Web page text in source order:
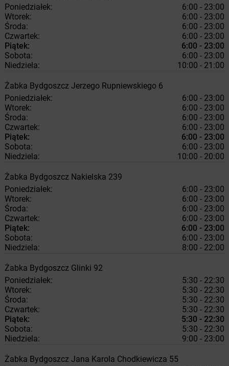
Poniedziałek:
6:00 - 23:00
Wtorek:
6:00 - 23:00
Środa:
6:00 - 23:00
Czwartek:
6:00 - 23:00
Piątek:
6:00 - 23:00
Sobota:
6:00 - 23:00
Niedziela:
10:00 - 21:00
Żabka Bydgoszcz Jerzego Rupniewskiego 6
Poniedziałek:
6:00 - 23:00
Wtorek:
6:00 - 23:00
Środa:
6:00 - 23:00
Czwartek:
6:00 - 23:00
Piątek:
6:00 - 23:00
Sobota:
6:00 - 23:00
Niedziela:
10:00 - 20:00
Żabka Bydgoszcz Nakielska 239
Poniedziałek:
6:00 - 23:00
Wtorek:
6:00 - 23:00
Środa:
6:00 - 23:00
Czwartek:
6:00 - 23:00
Piątek:
6:00 - 23:00
Sobota:
6:00 - 23:00
Niedziela:
8:00 - 22:00
Żabka Bydgoszcz Glinki 92
Poniedziałek:
5:30 - 22:30
Wtorek:
5:30 - 22:30
Środa:
5:30 - 22:30
Czwartek:
5:30 - 22:30
Piątek:
5:30 - 22:30
Sobota:
5:30 - 22:30
Niedziela:
9:00 - 23:00
Żabka Bydgoszcz Jana Karola Chodkiewicza 55